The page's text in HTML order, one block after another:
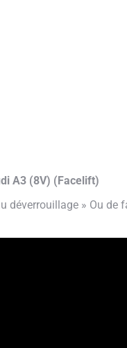
A3 (8V) (Facelift)
déverrouillage » Ou de